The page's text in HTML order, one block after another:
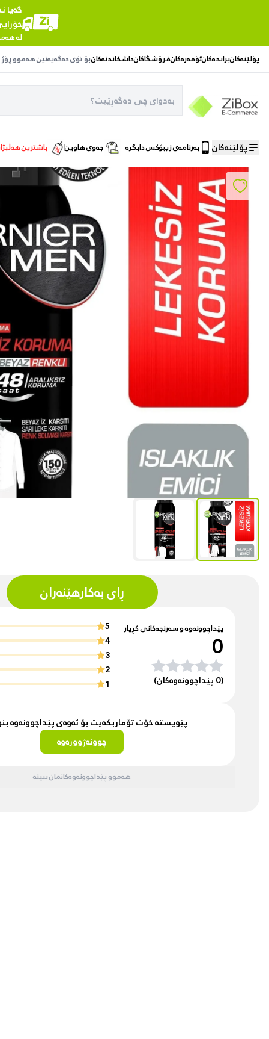
گەیا
لە
پۆلێنەکانبراندەکانئۆفەرەکانفرۆشگاکانداشکاندنەکانبۆ تۆی دەگەیەنینهەموو ڕۆژ
پۆلێنەکان بەرنامەی زیبۆکس دابگرە جەوی هاوین باشترین ماڵەوە/چاودێری تایبەتی/
Garnier Men Spotless Protection Aerosol
ڕای بەکارهێنەران
پێداچوونەوە و سەرنجەکانی کڕیار
0
(0 پێداچوونەوەکان)
5
4
3
2
1
پێویستە خۆت تۆماربکەیت بۆ ئەوەی پێداچوونەوە
چوونەژوورەوە
هەموو پێداچوونەوەکانمان ببینە